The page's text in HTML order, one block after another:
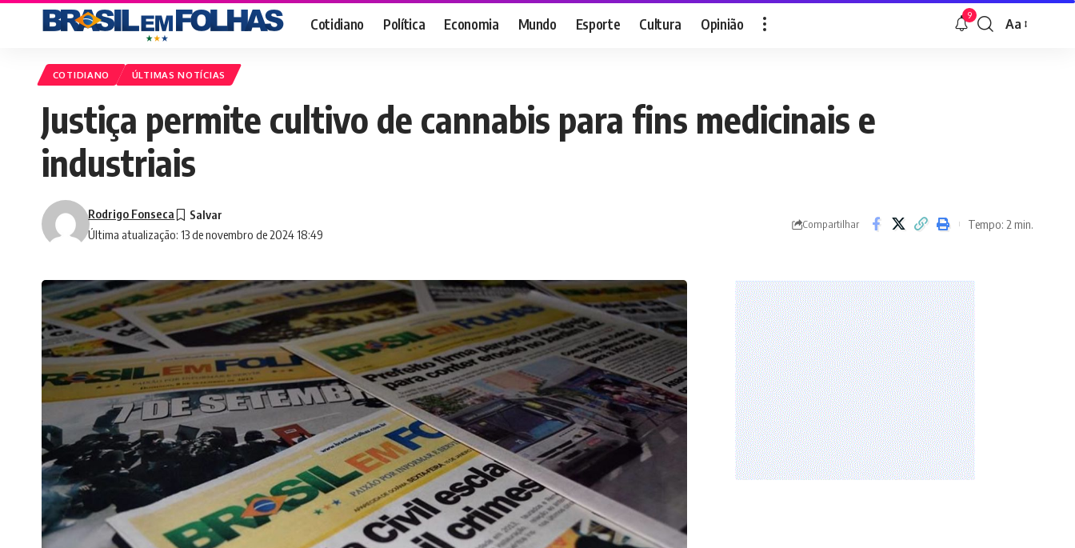
Cotidiano Política Economia Mundo Esporte Cultura Opinião 9
Font
Aa
COTIDIANO ÚLTIMAS NOTÍCIAS
Justiça permite cultivo de cannabis para fins medicinais e
industriais
Última atualização: 13 de novembro de 2024 18:49
Rodrigo Fonseca
Compartilhar Tempo: 2 min.